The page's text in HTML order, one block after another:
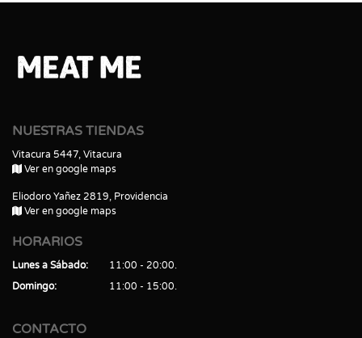
NUESTRAS TIENDAS
Vitacura 5447, Vitacura
Ver en google maps
Eliodoro Yañez 2819, Providencia
Ver en google maps
HORARIOS
Lunes a Sábado
11:00 - 20:00
Domingo
11:00 - 15:00
CONTACTO